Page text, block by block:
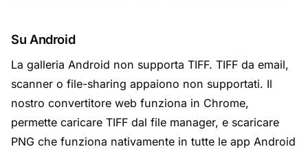
Su Android
La galleria Android non supporta TIFF. TIFF da email,
scanner o file-sharing appaiono non supportati. Il
nostro convertitore web funziona in Chrome,
permette caricare TIFF dal file manager, e scaricare
PNG che funziona nativamente in tutte le app Android